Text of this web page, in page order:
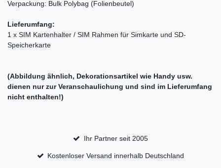
Verpackung: Bulk Polybag (Folienbeutel)
Lieferumfang:
1 x SIM Kartenhalter / SIM Rahmen für Simkarte und SD-
Speicherkarte
(Abbildung ähnlich, Dekorationsartikel wie Handy usw.
dienen nur zur Veranschaulichung und sind im Lieferumfang
nicht enthalten!)
Ihr Partner seit 2005
Kostenloser Versand innerhalb Deutschland